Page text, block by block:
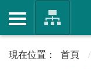
首頁